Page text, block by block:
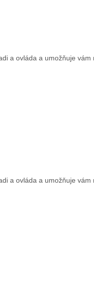
a ovláda a umožňuje
a ovláda a umožňuje